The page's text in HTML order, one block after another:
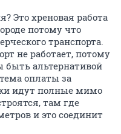
Это хреновая работа
потому что
транспорта.
не работает, потому
быть альтернативой
оплаты за
идут полные мимо
там где
и это соединит